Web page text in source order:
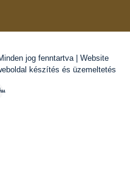
jog fenntartva | Website
készítés és üzemeltetés